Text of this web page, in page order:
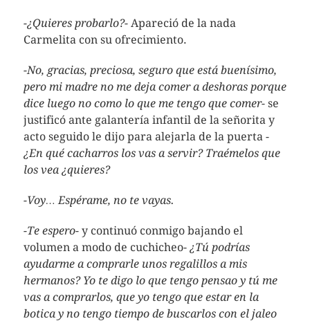
-¿Quieres probarlo?-Apareció de la nada
Carmelita con su ofrecimiento.
-No, gracias, preciosa, seguro que está buenísimo,
pero mi madre no me deja comer a deshoras porque
dice luego no como lo que me tengo que comer-se
justificó ante galantería infantil de la señorita y
acto seguido le dijo para alejarla de la puerta -
¿En qué cacharros los vas a servir? Traémelos que
los vea ¿quieres?
-Voy… Espérame, no te vayas.
-Te espero-y continuó conmigo bajando el
volumen a modo de cuchicheo- ¿Tú podrías
ayudarme a comprarle unos regalillos a mis
hermanos? Yo te digo lo que tengo pensao y tú me
vas a comprarlos, que yo tengo que estar en la
botica y no tengo tiempo de buscarlos con el jaleo